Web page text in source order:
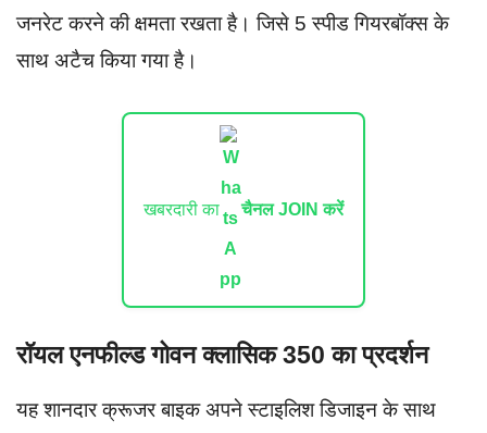
जनरेट करने की क्षमता रखता है। जिसे 5 स्पीड गियरबॉक्स के
साथ अटैच किया गया है।
खबरदारी का चैनल JOIN करें
रॉयल एनफील्ड गोवन क्लासिक 350 का प्रदर्शन
यह शानदार क्रूजर बाइक अपने स्टाइलिश डिजाइन के साथ